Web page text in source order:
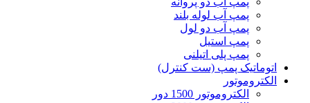
پمپ آب لوله بلند
پمپ آب دو لول
پمپ استیل
پمپ پلی اتیلنی
اتوماتیک پمپ (ست کنترل)
الکتروموتور
الکتروموتور 1500 دور